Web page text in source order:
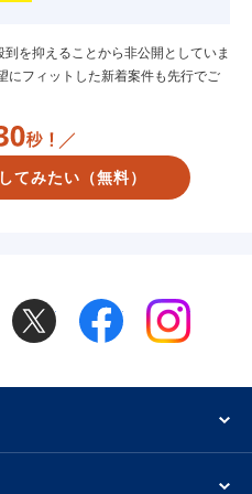
を抑えることから非公開としていま
にフィットした新着案件も先行でご
てみたい （無料）
Twitter Facebook Instagram